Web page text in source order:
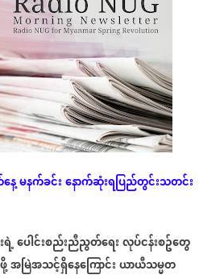
ေ့မနက်ခင်းနောက်ဆုံးရပြည်တွင်းသတင်း
ရဲ့ပေါင်းစည်းညီညွတ်ရေးလုပ်ငန်းစဥ်တွေ
အမြဲအသင့်ရှိနေကြောင်းယာယီသမ္မတ